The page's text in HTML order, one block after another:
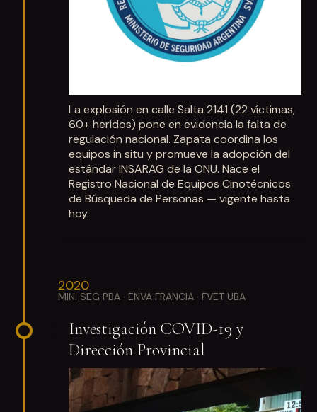
La explosión en calle Salta 2141 (22 víctimas,
60+ heridos) pone en evidencia la falta de
regulación nacional. Zapata coordina los
equipos in situ y promueve la adopción del
estándar INSARAG de la ONU. Nace el
Registro Nacional de Equipos Cinotécnicos
de Búsqueda de Personas — vigente hasta
hoy.
2020
MIN. SEG PBA · ENVA FRANCIA · FVET UBA
Investigación COVID-19 y
Dirección Provincial